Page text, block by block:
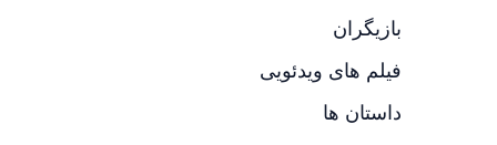
بازیگران
فیلم های ویدئویی
داستان ها